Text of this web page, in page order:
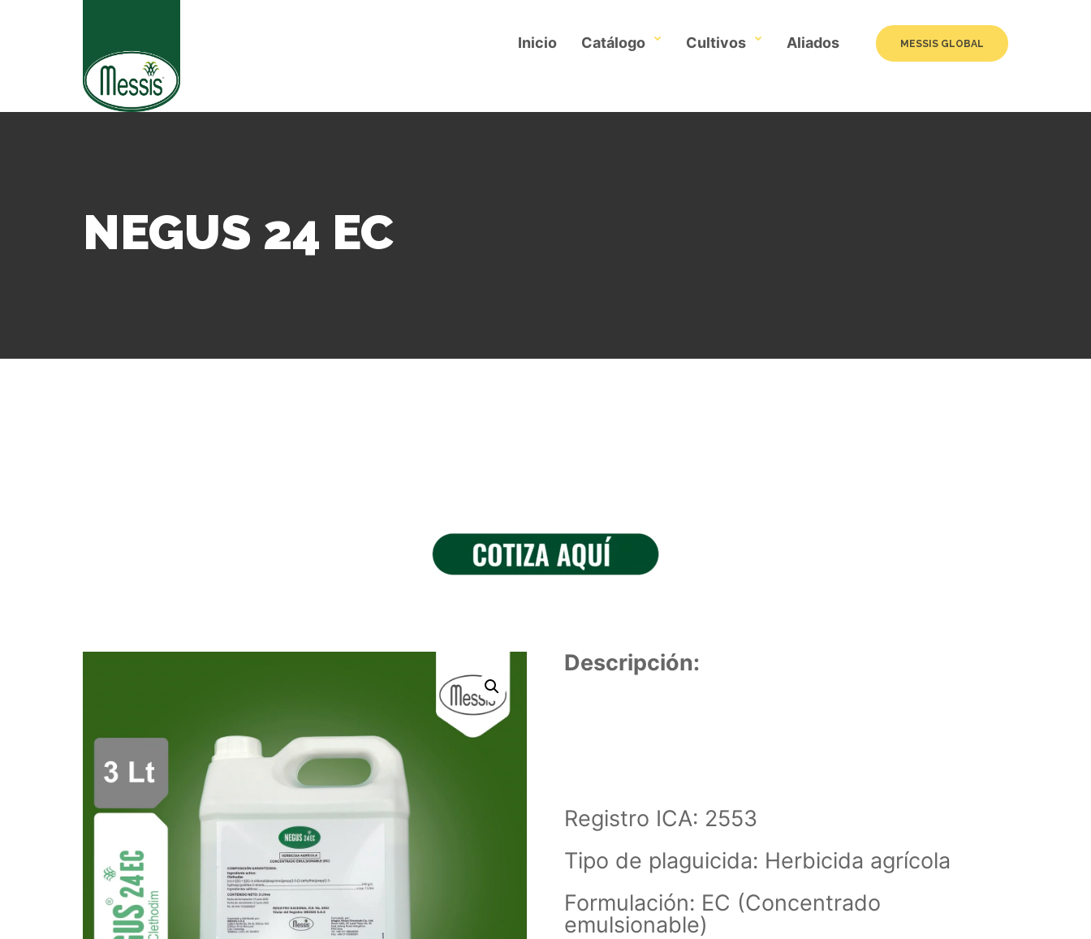
Inicio Catálogo Cultivos Aliados MESSIS GLOBAL
NEGUS 24 EC
Descripción:
Registro ICA: 2553
Tipo de plaguicida: Herbicida agrícola
Formulación: EC (Concentrado
emulsionable)